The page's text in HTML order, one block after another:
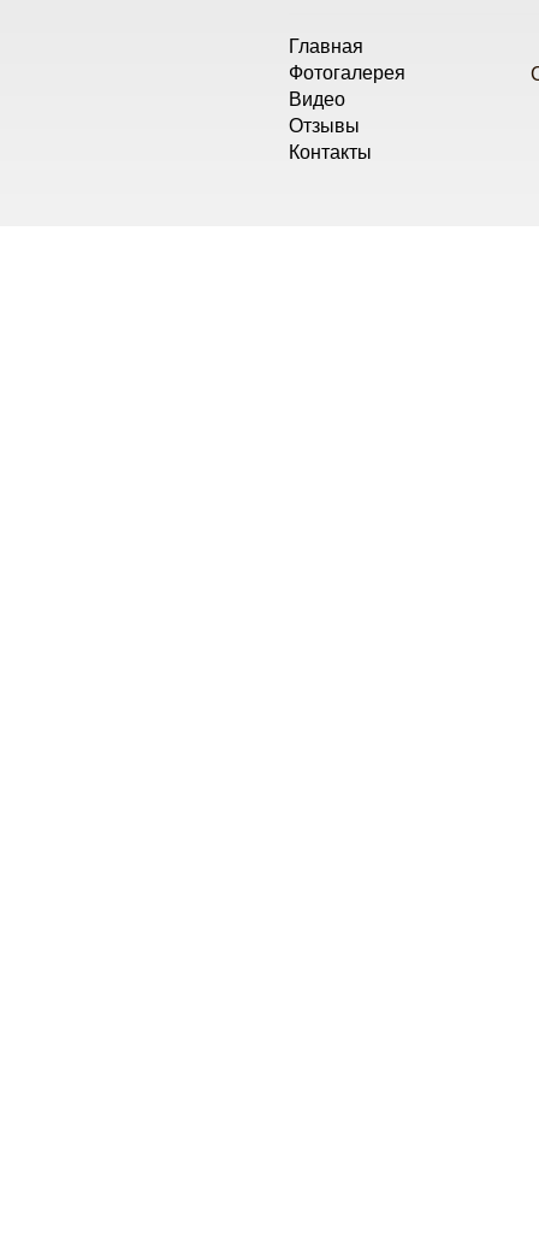
Главная
Фотогалерея
Видео
Отзывы
Контакты